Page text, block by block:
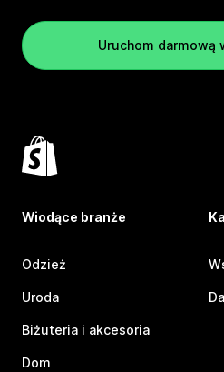
Uruchom darmową
Wiodące branże
Odzież
Uroda
Biżuteria i akcesoria
Dom